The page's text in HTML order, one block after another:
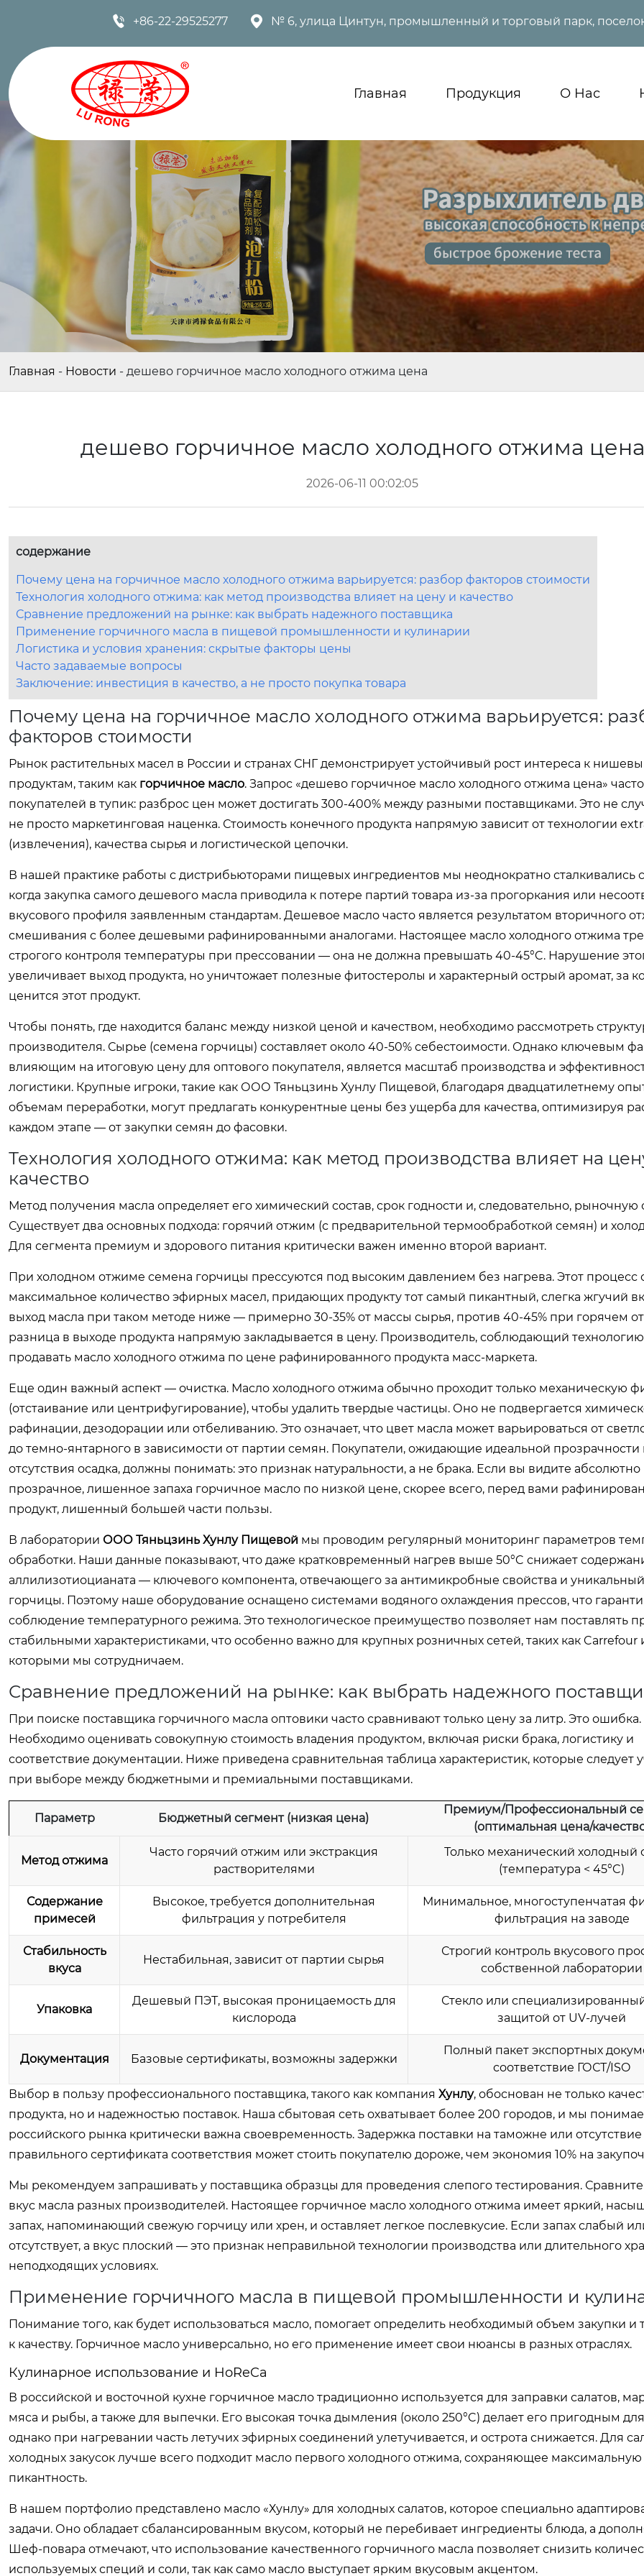
 +86-22-29525277  № 6, улица Цинтун, промышленный и торговый парк,
Главная Продукция О Нас
Главная - Новости - дешево горчичное масло холодного отжима цена
дешево горчичное масло холодного отжима цена
2026-06-11 00:02:05
содержание
Почему цена на горчичное масло холодного отжима варьируется: разбор факторов стоимости
Технология холодного отжима: как метод производства влияет на цену и качество
Сравнение предложений на рынке: как выбрать надежного поставщика
Применение горчичного масла в пищевой промышленности и кулинарии
Логистика и условия хранения: скрытые факторы цены
Часто задаваемые вопросы
Заключение: инвестиция в качество, а не просто покупка товара
Почему цена на горчичное масло холодного отжима варьируется:
факторов стоимости
Рынок растительных масел в России и странах СНГ демонстрирует устойчивый рост интереса к
продуктам, таким как горчичное масло. Запрос «дешево горчичное масло холодного отжима цена»
покупателей в тупик: разброс цен может достигать 300-400% между разными поставщиками. Это не
не просто маркетинговая наценка. Стоимость конечного продукта напрямую зависит от технологии
(извлечения), качества сырья и логистической цепочки.
В нашей практике работы с дистрибьюторами пищевых ингредиентов мы неоднократно сталкивались
когда закупка самого дешевого масла приводила к потере партий товара из-за прогоркания или
вкусового профиля заявленным стандартам. Дешевое масло часто является результатом вторичного
смешивания с более дешевыми рафинированными аналогами. Настоящее масло холодного отжима
строгого контроля температуры при прессовании — она не должна превышать 40-45°C. Нарушение
увеличивает выход продукта, но уничтожает полезные фитостеролы и характерный острый аромат, за
ценится этот продукт.
Чтобы понять, где находится баланс между низкой ценой и качеством, необходимо рассмотреть
производителя. Сырье (семена горчицы) составляет около 40-50% себестоимости. Однако ключевым
влияющим на итоговую цену для оптового покупателя, является масштаб производства и
логистики. Крупные игроки, такие как ООО Тяньцзинь Хунлу Пищевой, благодаря двадцатилетнему
объемам переработки, могут предлагать конкурентные цены без ущерба для качества, оптимизируя
каждом этапе — от закупки семян до фасовки.
Технология холодного отжима: как метод производства влияет на
качество
Метод получения масла определяет его химический состав, срок годности и, следовательно, рыночную
Существует два основных подхода: горячий отжим (с предварительной термообработкой семян) и
Для сегмента премиум и здорового питания критически важен именно второй вариант.
При холодном отжиме семена горчицы прессуются под высоким давлением без нагрева. Этот процесс
максимальное количество эфирных масел, придающих продукту тот самый пикантный, слегка жгучий
выход масла при таком методе ниже — примерно 30-35% от массы сырья, против 40-45% при горячем
разница в выходе продукта напрямую закладывается в цену. Производитель, соблюдающий
продавать масло холодного отжима по цене рафинированного продукта масс-маркета.
Еще один важный аспект — очистка. Масло холодного отжима обычно проходит только механическую
(отстаивание или центрифугирование), чтобы удалить твердые частицы. Оно не подвергается
рафинации, дезодорации или отбеливанию. Это означает, что цвет масла может варьироваться от
до темно-янтарного в зависимости от партии семян. Покупатели, ожидающие идеальной прозрачности
отсутствия осадка, должны понимать: это признак натуральности, а не брака. Если вы видите абсолютно
прозрачное, лишенное запаха горчичное масло по низкой цене, скорее всего, перед вами
продукт, лишенный большей части пользы.
В лаборатории ООО Тяньцзинь Хунлу Пищевой мы проводим регулярный мониторинг параметров
обработки. Наши данные показывают, что даже кратковременный нагрев выше 50°C снижает
аллилизотиоцианата — ключевого компонента, отвечающего за антимикробные свойства и
горчицы. Поэтому наше оборудование оснащено системами водяного охлаждения прессов, что
соблюдение температурного режима. Это технологическое преимущество позволяет нам поставлять
стабильными характеристиками, что особенно важно для крупных розничных сетей, таких как Carrefour
которыми мы сотрудничаем.
Сравнение предложений на рынке: как выбрать надежного
При поиске поставщика горчичного масла оптовики часто сравнивают только цену за литр. Это ошибка.
Необходимо оценивать совокупную стоимость владения продуктом, включая риски брака, логистику и
соответствие документации. Ниже приведена сравнительная таблица характеристик, которые следует
при выборе между бюджетными и премиальными поставщиками.
Параметр Бюджетный сегмент (низкая цена)
Премиум/Профессиональный
(оптимальная цена/
Метод отжима
Часто горячий отжим или экстракция
растворителями
Только механический холодный
(температура < 45°C)
Содержание
примесей
Высокое, требуется дополнительная
фильтрация у потребителя
Минимальное, многоступенчатая
фильтрация на заводе
Стабильность
вкуса
Нестабильная, зависит от партии сырья
Строгий контроль вкусового
собственной лаборатории
Упаковка
Дешевый ПЭТ, высокая проницаемость для
кислорода
Стекло или
защитой от UV-лучей
Документация Базовые сертификаты, возможны задержки
Полный пакет экспортных
соответствие ГОСТ/ISO
Выбор в пользу профессионального поставщика, такого как компания Хунлу, обоснован не только
продукта, но и надежностью поставок. Наша сбытовая сеть охватывает более 200 городов, и мы
российского рынка критически важна своевременность. Задержка поставки на таможне или отсутствие
правильного сертификата соответствия может стоить покупателю дороже, чем экономия 10% на
Мы рекомендуем запрашивать у поставщика образцы для проведения слепого тестирования.
вкус масла разных производителей. Настоящее горчичное масло холодного отжима имеет яркий,
запах, напоминающий свежую горчицу или хрен, и оставляет легкое послевкусие. Если запах слабый
отсутствует, а вкус плоский — это признак неправильной технологии производства или длительного
неподходящих условиях.
Применение горчичного масла в пищевой промышленности и
Понимание того, как будет использоваться масло, помогает определить необходимый объем закупки и
к качеству. Горчичное масло универсально, но его применение имеет свои нюансы в разных отраслях.
Кулинарное использование и HoReCa
В российской и восточной кухне горчичное масло традиционно используется для заправки салатов,
мяса и рыбы, а также для выпечки. Его высокая точка дымления (около 250°C) делает его пригодным
однако при нагревании часть летучих эфирных соединений улетучивается, и острота снижается. Для
холодных закусок лучше всего подходит масло первого холодного отжима, сохраняющее максимальную
пикантность.
В нашем портфолио представлено масло «Хунлу» для холодных салатов, которое специально
задачи. Оно обладает сбалансированным вкусом, который не перебивает ингредиенты блюда, а
Шеф-повара отмечают, что использование качественного горчичного масла позволяет снизить
используемых специй и соли, так как само масло выступает ярким вкусовым акцентом.